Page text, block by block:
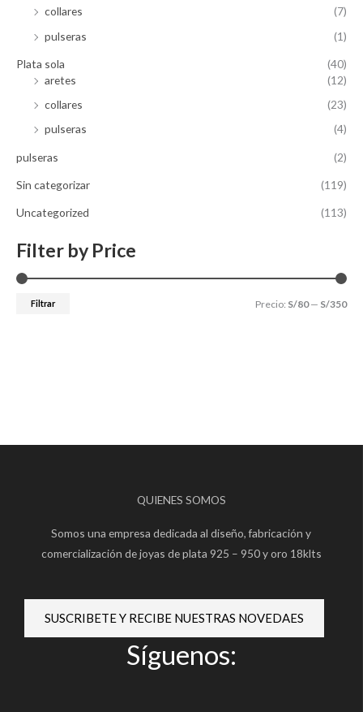
collares
(7)
pulseras
(1)
Plata sola
(40)
aretes
(12)
collares
(23)
pulseras
(4)
pulseras (2)
Sin categorizar (119)
Uncategorized (113)
Filter by Price
Filtrar Precio: S/80— S/350
QUIENES SOMOS
Somos una empresa dedicada al diseño, fabricación y
comercialización de joyas de plata 925 – 950 y oro 18klts
SUSCRIBETE Y RECIBE NUESTRAS NOVEDAES
Síguenos: